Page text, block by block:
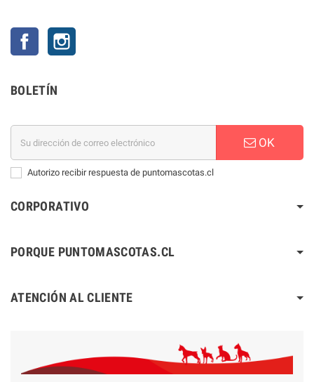
Facebook
BOLETÍN
OK
Autorizo recibir respuesta de puntomascotas.cl
CORPORATIVO
PORQUE PUNTOMASCOTAS.CL
ATENCIÓN AL CLIENTE